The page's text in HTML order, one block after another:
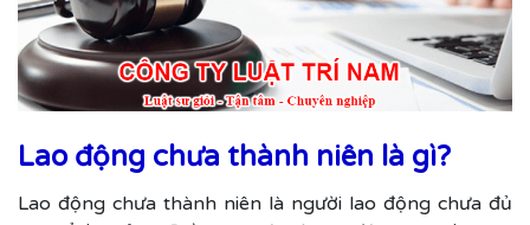
Lao động chưa thành niên là gì?
Lao động chưa thành niên là người lao động chưa đủ